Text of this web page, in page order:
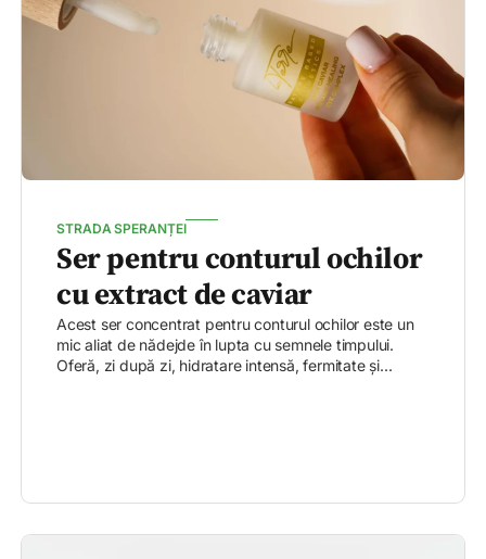
STRADA SPERANȚEI
Ser pentru conturul ochilor
cu extract de caviar
Acest ser concentrat pentru conturul ochilor este un
mic aliat de nădejde în lupta cu semnele timpului.
Oferă, zi după zi, hidratare intensă, fermitate și...